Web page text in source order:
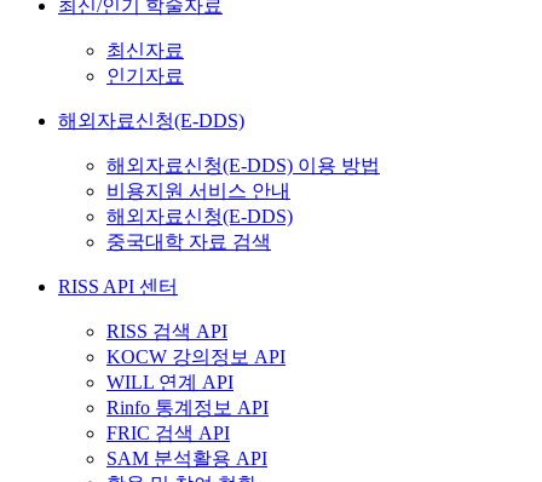
최신/인기 학술자료
최신자료
인기자료
해외자료신청(E-DDS)
해외자료신청(E-DDS) 이용 방법
비용지원 서비스 안내
해외자료신청(E-DDS)
중국대학 자료 검색
RISS API 센터
RISS 검색 API
KOCW 강의정보 API
WILL 연계 API
Rinfo 통계정보 API
FRIC 검색 API
SAM 분석활용 API